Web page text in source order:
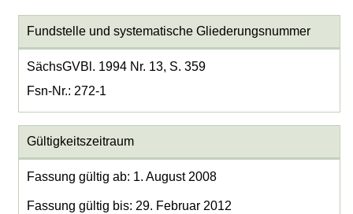
Fundstelle und systematische Gliederungsnummer
SächsGVBl. 1994 Nr. 13, S. 359
Fsn-Nr.: 272-1
Gültigkeitszeitraum
Fassung gültig ab: 1. August 2008
Fassung gültig bis: 29. Februar 2012